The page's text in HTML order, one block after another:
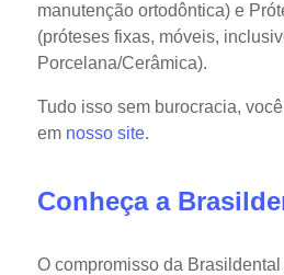
manutenção ortodôntica) e
(próteses fixas, móveis,
Porcelana/Cerâmica).
Tudo isso sem burocracia,
em nosso site.
Conheça a
O compromisso da